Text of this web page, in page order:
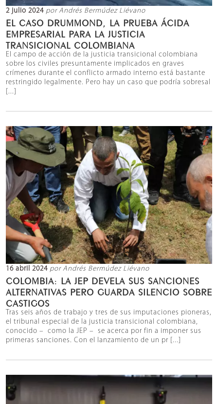
2 julio 2024 por Andrés Bermúdez Liévano
EL CASO DRUMMOND, LA PRUEBA ÁCIDA
EMPRESARIAL PARA LA JUSTICIA
TRANSICIONAL COLOMBIANA
El campo de acción de la justicia transicional colombiana
sobre los civiles presuntamente implicados en graves
crímenes durante el conflicto armado interno está bastante
restringido legalmente. Pero hay un caso que podría sobresal
[...]
16 abril 2024 por Andrés Bermúdez Liévano
COLOMBIA: LA JEP DEVELA SUS SANCIONES
ALTERNATIVAS PERO GUARDA SILENCIO SOBRE
CASTIGOS
Tras seis años de trabajo y tres de sus imputaciones pioneras,
el tribunal especial de la justicia transicional colombiana,
conocido – como la JEP – se acerca por fin a imponer sus
primeras sanciones. Con el lanzamiento de un pr [...]